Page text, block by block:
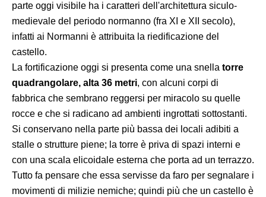
parte oggi visibile ha i caratteri dell'architettura siculo-
medievale del periodo normanno (fra XI e XII secolo),
infatti ai Normanni è attribuita la riedificazione del
castello.
La fortificazione oggi si presenta come una snella torre
quadrangolare, alta 36 metri, con alcuni corpi di
fabbrica che sembrano reggersi per miracolo su quelle
rocce e che si radicano ad ambienti ingrottati sottostanti.
Si conservano nella parte più bassa dei locali adibiti a
stalle o strutture piene; la torre è priva di spazi interni e
con una scala elicoidale esterna che porta ad un terrazzo.
Tutto fa pensare che essa servisse da faro per segnalare i
movimenti di milizie nemiche; quindi più che un castello è